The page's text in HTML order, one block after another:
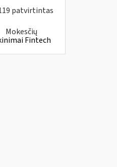
patvirtintas
Mokesčių
Fintech